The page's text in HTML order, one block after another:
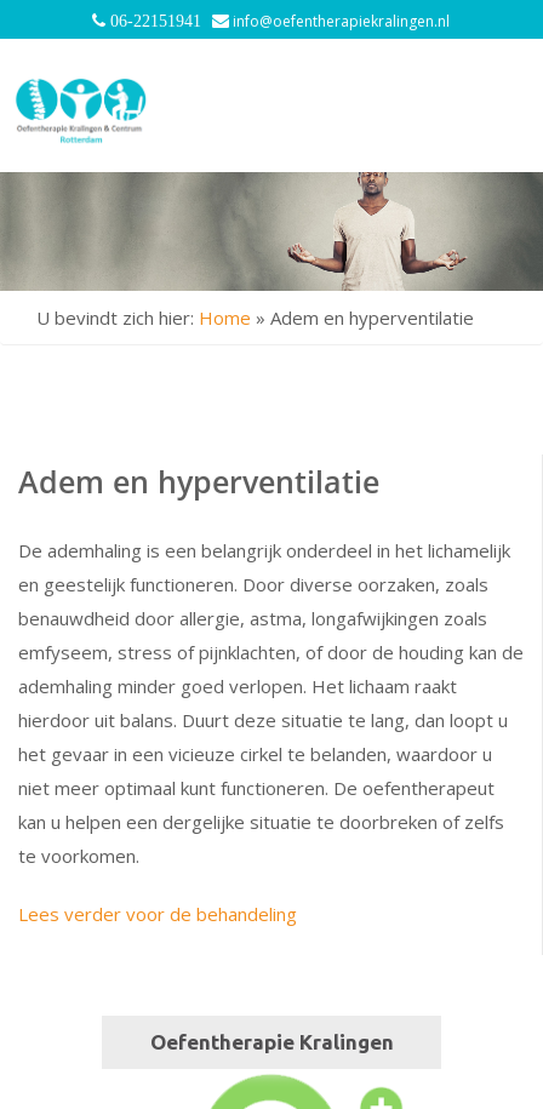
06-22151941 info@oefentherapiekralingen.nl
U bevindt zich hier: Home » Adem en hyperventilatie
Adem en hyperventilatie
De ademhaling is een belangrijk onderdeel in het lichamelijk
en geestelijk functioneren. Door diverse oorzaken, zoals
benauwdheid door allergie, astma, longafwijkingen zoals
emfyseem, stress of pijnklachten, of door de houding kan de
ademhaling minder goed verlopen. Het lichaam raakt
hierdoor uit balans. Duurt deze situatie te lang, dan loopt u
het gevaar in een vicieuze cirkel te belanden, waardoor u
niet meer optimaal kunt functioneren. De oefentherapeut
kan u helpen een dergelijke situatie te doorbreken of zelfs
te voorkomen.
Lees verder voor de behandeling